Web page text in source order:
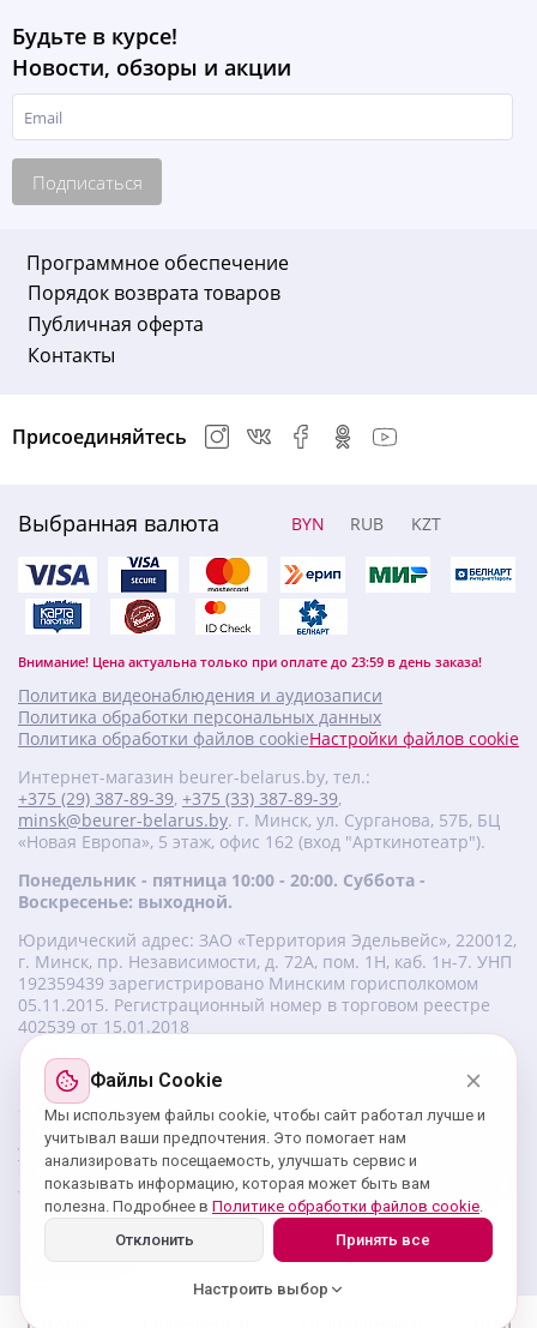
Будьте в курсе!
Новости, обзоры и акции
Подписаться
Программное обеспечение
Порядок возврата товаров
Публичная оферта
Контакты
Выбранная валюта BYN RUB KZT
Внимание! Цена актуальна только при оплате до 23:59 в день заказа!
Присоединяйтесь
Политика видеонаблюдения и аудиозаписи
Политика обработки персональных данных
Политика обработки файлов cookieНастройки файлов cookie
Интернет-магазин beurer-belarus.by, тел.:
+375 (29) 387-89-39, +375 (33) 387-89-39,
minsk@beurer-belarus.by. г. Минск, ул. Сурганова, 57Б, БЦ
«Новая Европа», 5 этаж, офис 162 (вход "Арткинотеатр").
Понедельник - пятница 10:00 - 20:00. Суббота -
Воскресенье: выходной.
Юридический адрес: ЗАО «Территория Эдельвейс», 220012,
г. Минск, пр. Независимости, д. 72А, пом. 1Н, каб. 1н-7. УНП
‎192359439 зарегистрировано Минским горисполкомом
05.11.2015. Регистрационный номер в торговом реестре
402539 от 15.01.2018
Изготовитель beurer: Бойрер Гмбх, Софлингер штрассе 218,
89077-УЛМ, Германия.
Импортер: ЗАО «Территория Эдельвейс», 220056, г. Минск,
ул. 50 лет Победы, д. 8, пом. 56.
Сервисный центр: г. Минск, ул. Сурганова, 57Б, офис 162,
тел.: +375 29 180 89 39;service@beurer-belarus.by
Карта сайта
Каталог Вход
Файлы Cookie
Мы используем файлы cookie, чтобы сайт работал лучше и
учитывал ваши предпочтения. Это помогает нам
анализировать посещаемость, улучшать сервис и
показывать информацию, которая может быть вам
полезна. Подробнее в Политике обработки файлов cookie.
Отклонить
Принять все
Настроить выбор